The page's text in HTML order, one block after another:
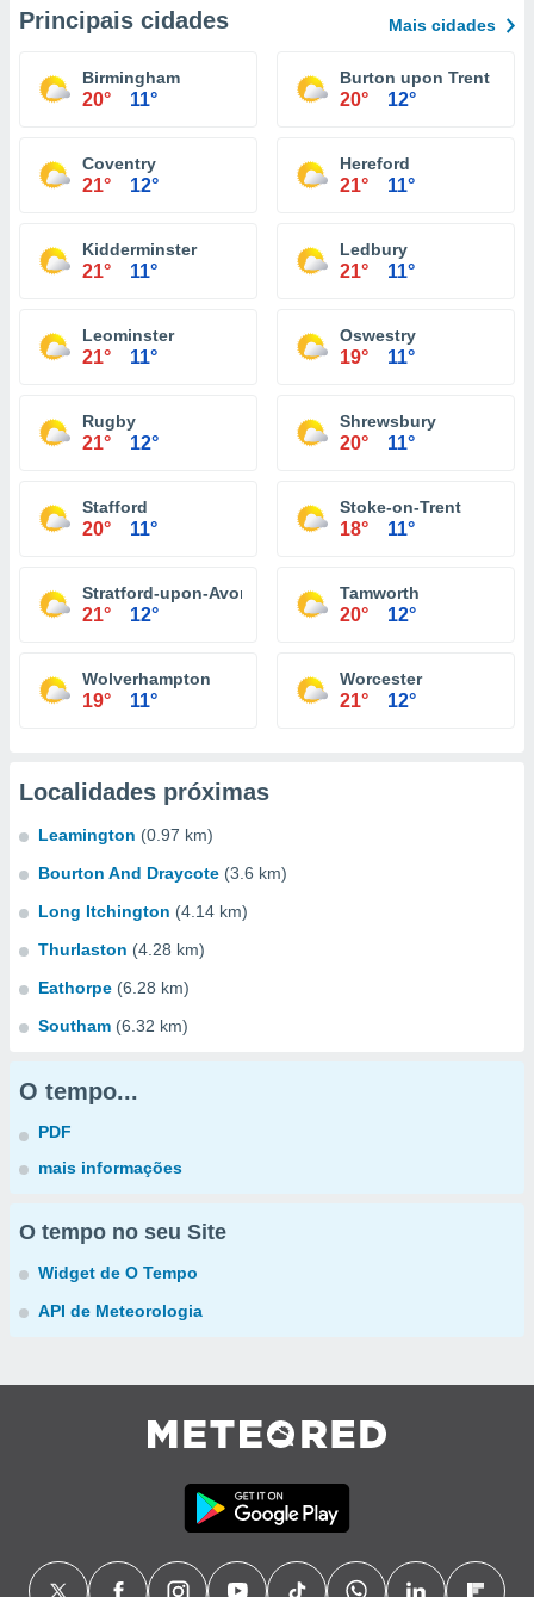
Principais cidades Mais cidades
Birmingham
20° 11°
Burton upon Trent
20° 12°
Coventry
21° 12°
Hereford
21° 11°
Kidderminster
21° 11°
Ledbury
21° 11°
Leominster
21° 11°
Oswestry
19° 11°
Rugby
21° 12°
Shrewsbury
20° 11°
Stafford
20° 11°
Stoke-on-Trent
18° 11°
Stratford-upon-Avon
21° 12°
Tamworth
20° 12°
Wolverhampton
19° 11°
Worcester
21° 12°
Localidades próximas
Leamington (0.97 km)
Bourton And Draycote (3.6 km)
Long Itchington (4.14 km)
Thurlaston (4.28 km)
Eathorpe (6.28 km)
Southam (6.32 km)
O tempo...
PDF
mais informações
O tempo no seu Site
Widget de O Tempo
API de Meteorologia